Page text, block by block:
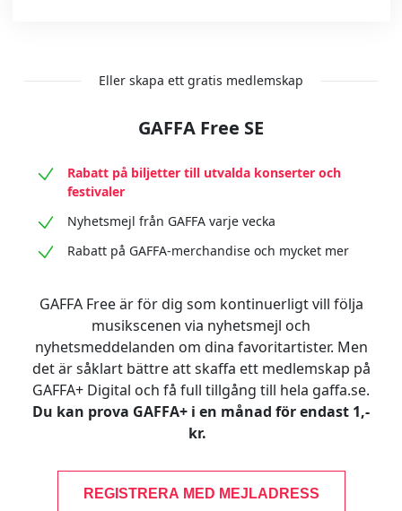
Eller skapa ett gratis medlemskap
GAFFA Free SE
Rabatt på biljetter till utvalda konserter och
festivaler
Nyhetsmejl från GAFFA varje vecka
Rabatt på GAFFA-merchandise och mycket mer
GAFFA Free är för dig som kontinuerligt vill följa
musikscenen via nyhetsmejl och
nyhetsmeddelanden om dina favoritartister. Men
det är såklart bättre att skaffa ett medlemskap på
GAFFA+ Digital och få full tillgång till hela gaffa.se.
Du kan prova GAFFA+ i en månad för endast 1,-
kr.
REGISTRERA MED MEJLADRESS